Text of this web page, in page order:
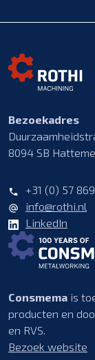
Bezoekadres
8094 SB
+31 (0) 57
info@rothi.nl
LinkedIn
Consmema is
producten en
en RVS.
Bezoek website